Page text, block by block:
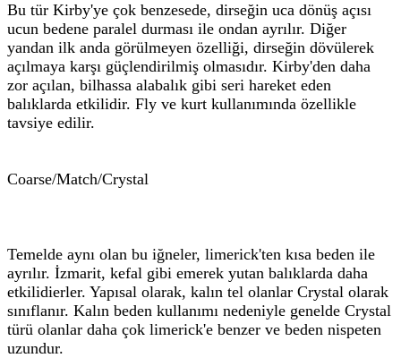
Bu tür Kirby'ye çok benzesede, dirseğin uca dönüş açısı
ucun bedene paralel durması ile ondan ayrılır. Diğer
yandan ilk anda görülmeyen özelliği, dirseğin dövülerek
açılmaya karşı güçlendirilmiş olmasıdır. Kirby'den daha
zor açılan, bilhassa alabalık gibi seri hareket eden
balıklarda etkilidir. Fly ve kurt kullanımında özellikle
tavsiye edilir.
Coarse/Match/Crystal
Temelde aynı olan bu iğneler, limerick'ten kısa beden ile
ayrılır. İzmarit, kefal gibi emerek yutan balıklarda daha
etkilidierler. Yapısal olarak, kalın tel olanlar Crystal olarak
sınıflanır. Kalın beden kullanımı nedeniyle genelde Crystal
türü olanlar daha çok limerick'e benzer ve beden nispeten
uzundur.